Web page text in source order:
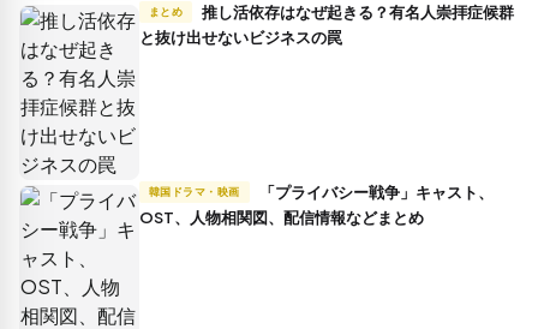
まとめ
推し活依存はなぜ起きる？有名人崇拝症候群
と抜け出せないビジネスの罠
韓国ドラマ・映画
OST、人物相関図、配信情報などまとめ